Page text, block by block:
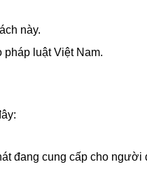
này.
luật Việt Nam.
đang cung cấp cho người